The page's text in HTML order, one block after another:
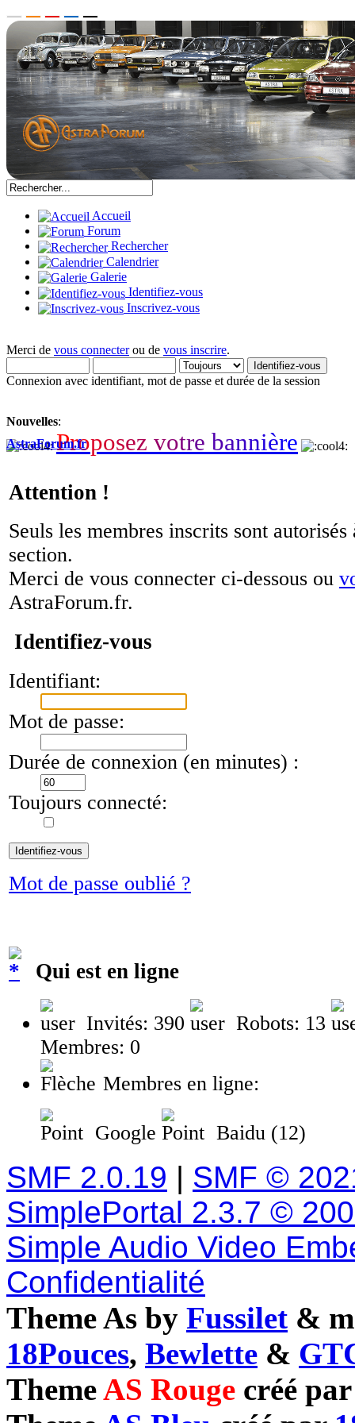
Accueil
Forum
Rechercher
Calendrier
Galerie
Identifiez-vous
Inscrivez-vous
Merci de vous connecterou de vous inscrire.
Connexion avec identifiant, mot de passe et durée de la session
Nouvelles:
Proposez votre bannière
AstraForum.fr
Attention !
Seuls les membres inscrits sont autorisés
section.
Merci de vous connecter ci-dessous ou
AstraForum.fr.
Identifiez-vous
Identifiant:
Mot de passe:
Durée de connexion (en minutes) :
Toujours connecté:
Mot de passe oublié ?
Qui est en ligne
Invités: 390
Robots: 13
Membres: 0
Membres en ligne:
Google Baidu (12)
SMF 2.0.19 | SMF ©
SimplePortal 2.3.7 ©
Simple Audio Video
Confidentialité
Theme As by Fussilet &
18Pouces, Bewlette &
ThemeAS Rouge créé